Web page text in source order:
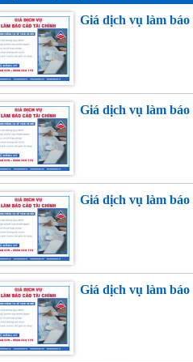
Giá dịch vụ làm
Giá dịch vụ làm
Giá dịch vụ làm
Giá dịch vụ làm